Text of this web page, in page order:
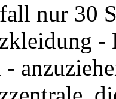
nur 30
-